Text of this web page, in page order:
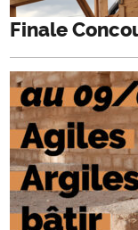
Finale